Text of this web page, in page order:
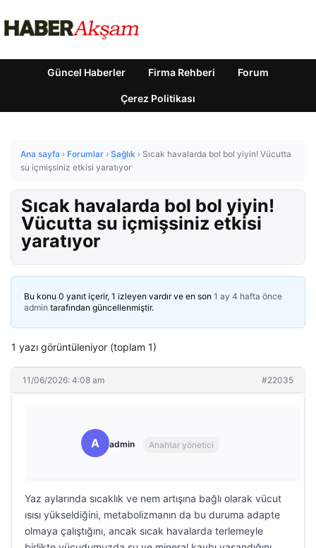
Güncel Haberler Firma Rehberi Forum
Çerez Politikası
Ana sayfa › Forumlar › Sağlık › Sıcak havalarda bol bol yiyin! Vücutta
su içmişsiniz etkisi yaratıyor
Sıcak havalarda bol bol yiyin!
Vücutta su içmişsiniz etkisi
yaratıyor
Bu konu 0 yanıt içerir, 1 izleyen vardır ve en son 1 ay 4 hafta önce
admin tarafından güncellenmiştir.
1 yazı görüntüleniyor (toplam 1)
11/06/2026: 4:08 am #22035
A admin Anahtar yönetici
Yaz aylarında sıcaklık ve nem artışına bağlı olarak vücut
ısısı yükseldiğini, metabolizmanın da bu duruma adapte
olmaya çalıştığını, ancak sıcak havalarda terlemeyle